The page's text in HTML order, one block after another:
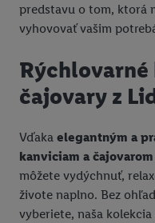
predstavu o tom, ktorá
vyhovovať vašim
Rýchlovarné
čajovary z
Vďaka elegantným a
kanviciam a čajovarom
môžete vydýchnuť,
živote naplno. Bez
vyberiete, naša